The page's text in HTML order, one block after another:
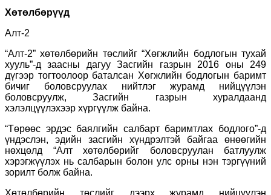
Хөтөлбөрүүд
Алт-2
“Алт-2” хөтөлбөрийн төслийг “Хөгжлийн бодлогын тухай
хууль”-д заасны дагуу Засгийн газрын 2016 оны 249
дүгээр тогтоолоор баталсан Хөгжлийн бодлогын баримт
бичиг боловсруулах нийтлэг журамд нийцүүлэн
боловсруулж, Засгийн газрын хуралдаанд
хэлэлцүүлэхээр хүргүүлж байна.
“Төрөөс эрдэс баялгийн салбарт баримтлах бодлого”-д
үндэслэн, эдийн засгийн хүндрэлтэй байгаа өнөөгийн
нөхцөлд “Алт хөтөлбөрийг боловсруулан батлуулж
хэрэгжүүлэх нь салбарын болон улс орны нэн тэргүүний
зорилт болж байна.
Хөтөлбөрийн төслийг дээрх журамд нийцүүлэн